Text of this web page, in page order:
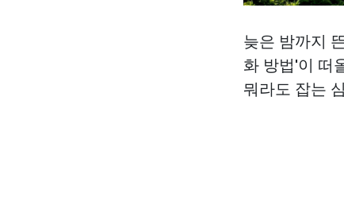
늦은 밤까지
화 방법'이 떠
뭐라도 잡는